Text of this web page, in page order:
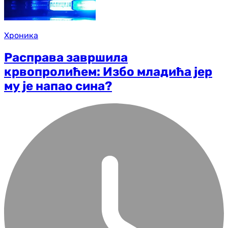
Хроника
Расправа завршила
крвопролићем: Избо младића јер
му је напао сина?